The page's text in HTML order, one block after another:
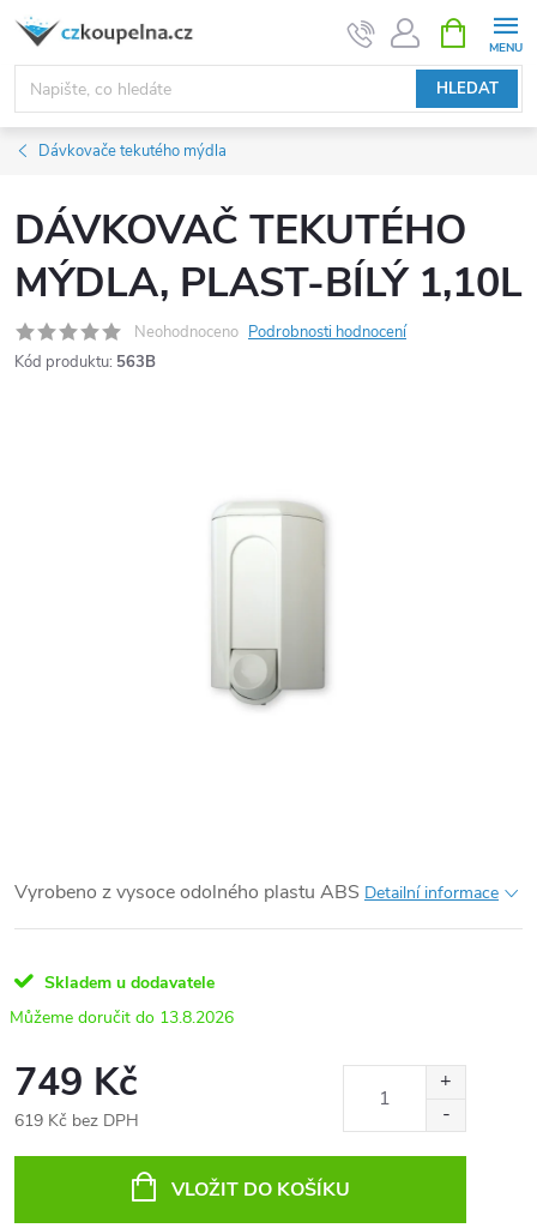
Přejít
obsah
HLEDAT
NÁKUPNÍ
KOŠÍK
Dávkovače tekutého mýdla
DÁVKOVAČ TEKUTÉHO
MÝDLA, PLAST-BÍLÝ 1,10L
Neohodnoceno Podrobnosti hodnocení
Kód produktu: 563B
Vyrobeno z vysoce odolného plastu ABS Detailní informace
Skladem u dodavatele
13.8.2026
749 Kč
619 Kč bez DPH
VLOŽIT DO KOŠÍKU